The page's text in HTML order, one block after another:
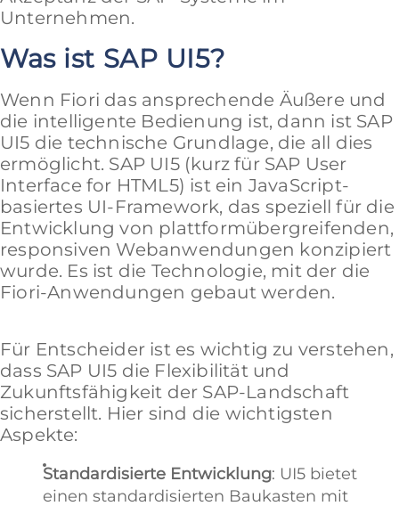
Unternehmen.
Was ist SAP UI5?
Wenn Fiori das ansprechende Äußere und
die intelligente Bedienung ist, dann ist SAP
UI5 die technische Grundlage, die all dies
ermöglicht. SAP UI5 (kurz für SAP User
Interface for HTML5) ist ein JavaScript-
basiertes UI-Framework, das speziell für die
Entwicklung von plattformübergreifenden,
responsiven Webanwendungen konzipiert
wurde. Es ist die Technologie, mit der die
Fiori-Anwendungen gebaut werden.
Für Entscheider ist es wichtig zu verstehen,
dass SAP UI5 die Flexibilität und
Zukunftsfähigkeit der SAP-Landschaft
sicherstellt. Hier sind die wichtigsten
Aspekte:
Standardisierte Entwicklung: UI5 bietet
einen standardisierten Baukasten mit